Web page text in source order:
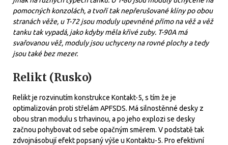
pomocných konzolách, a tvoří tak nepřerušované klíny po obou
stranách věže, u T-72 jsou moduly upevněné přímo na věž a věž
tanku tak vypadá, jako kdyby měla křivé zuby. T-90A má
svařovanou věž, moduly jsou uchyceny na rovné plochy a tedy
jsou také bez mezer.
Relikt (Rusko)
Relikt je rozvinutím konstrukce Kontakt-5, s tím že je
optimalizován proti střelám APFSDS. Má silnostěnné desky z
obou stran modulu s trhavinou, a po jeho explozi se desky
začnou pohybovat od sebe opačným směrem. V podstatě tak
zdvojnásobují efekt popsaný výše u Kontaktu-5. Pro efektivní